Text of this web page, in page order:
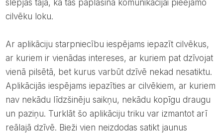
slēpjas tajā, ka tās paplašina komunikācijai pieejamo
cilvēku loku.
Ar aplikāciju starpniecību iespējams iepazīt cilvēkus,
ar kuriem ir vienādas intereses, ar kuriem pat dzīvojat
vienā pilsētā, bet kurus varbūt dzīvē nekad nesatiktu.
Aplikācijās iespējams iepazīties ar cilvēkiem, ar kuriem
nav nekādu līdzšinēju saikņu, nekādu kopīgu draugu
un paziņu. Turklāt šo aplikāciju triku var izmantot arī
reālajā dzīvē. Bieži vien neizdodas satikt jaunus